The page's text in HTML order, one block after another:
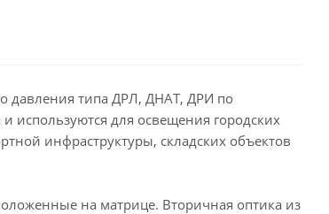
давления типа ДРЛ, ДНАТ, ДРИ по
используются для освещения городских
инфраструктуры, складских объектов
на матрице. Вторичная оптика из